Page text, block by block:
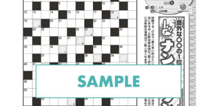
原則として行っておりません。
予めご了承ください。
万が一、5日以上経っても届かない場合には、
ご連絡ください。
代引きの場合のみ、最初の1冊目がゆうパック
で配送されます。
代引き配送手数料は600円になります。
内容およびご入金確認メールは、「sendonly